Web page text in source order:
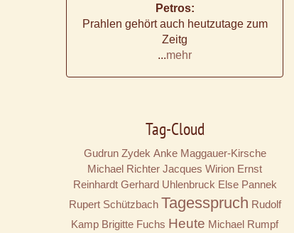
Petros:
Prahlen gehört auch heutzutage zum
Zeitg
...mehr
Tag-Cloud
Gudrun Zydek Anke Maggauer-Kirsche
Michael Richter Jacques Wirion Ernst
Reinhardt Gerhard Uhlenbruck Else Pannek
Rupert Schützbach Tagesspruch Rudolf
Kamp Brigitte Fuchs Heute Michael Rumpf